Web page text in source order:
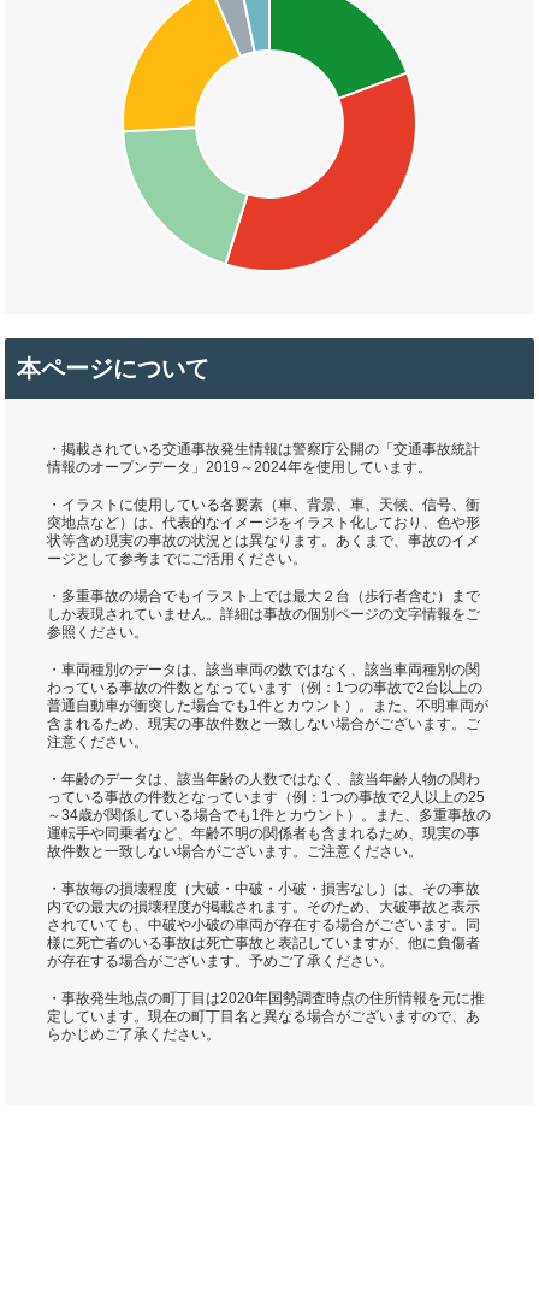
本ページについて
・掲載されている交通事故発生情報は警察庁公開の「交通事故統計
情報のオープンデータ」2019～2024年を使用しています。
・イラストに使用している各要素（車、背景、車、天候、信号、衝
突地点など）は、代表的なイメージをイラスト化しており、色や形
状等含め現実の事故の状況とは異なります。あくまで、事故のイメ
ージとして参考までにご活用ください。
・多重事故の場合でもイラスト上では最大２台（歩行者含む）まで
しか表現されていません。詳細は事故の個別ページの文字情報をご
参照ください。
・車両種別のデータは、該当車両の数ではなく、該当車両種別の関
わっている事故の件数となっています（例：1つの事故で2台以上の
普通自動車が衝突した場合でも1件とカウント）。また、不明車両が
含まれるため、現実の事故件数と一致しない場合がございます。ご
注意ください。
・年齢のデータは、該当年齢の人数ではなく、該当年齢人物の関わ
っている事故の件数となっています（例：1つの事故で2人以上の25
～34歳が関係している場合でも1件とカウント）。また、多重事故の
運転手や同乗者など、年齢不明の関係者も含まれるため、現実の事
故件数と一致しない場合がございます。ご注意ください。
・事故毎の損壊程度（大破・中破・小破・損害なし）は、その事故
内での最大の損壊程度が掲載されます。そのため、大破事故と表示
されていても、中破や小破の車両が存在する場合がございます。同
様に死亡者のいる事故は死亡事故と表記していますが、他に負傷者
が存在する場合がございます。予めご了承ください。
・事故発生地点の町丁目は2020年国勢調査時点の住所情報を元に推
定しています。現在の町丁目名と異なる場合がございますので、あ
らかじめご了承ください。